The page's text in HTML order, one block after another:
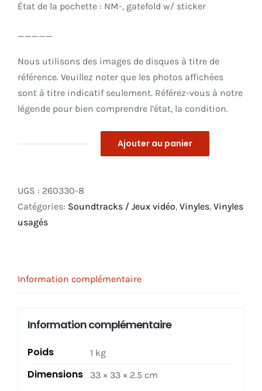
État de la pochette : NM-, gatefold w/ sticker
_____
Nous utilisons des images de disques à titre de
référence. Veuillez noter que les photos affichées
sont à titre indicatif seulement. Référez-vous à notre
légende pour bien comprendre l’état, la condition.
Forden
‎–
3
From
Arcade
Game
Ajouter au panier
UGS : 260330-8
Catégories: Soundtracks / Jeux vidéo, Vinyles, Vinyles
usagés
Information complémentaire
Information complémentaire
Poids 1 kg
Dimensions 33 × 33 × 2.5 cm